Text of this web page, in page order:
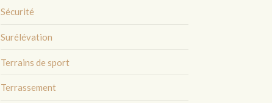
Sécurité
Surélévation
Terrains de sport
Terrassement